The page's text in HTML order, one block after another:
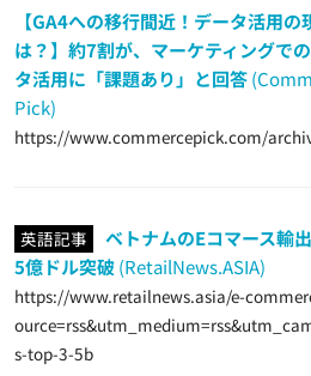
【GA4への移行間近！データ活用の
は？】約7割が、マーケティングで
タ活用に「課題あり」と回答
Pick)
https://www.commercepick.com/
英語記事
ベトナムのEコマース輸
5億ドル突破(RetailNews.ASIA)
https://www.retailnews.asia/e-
s-top-3-5b